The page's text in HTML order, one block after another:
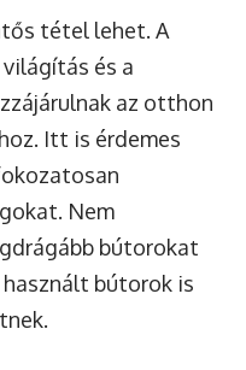
tétel lehet. A
és a
az otthon
Itt is érdemes
Nem
bútorokat
bútorok is